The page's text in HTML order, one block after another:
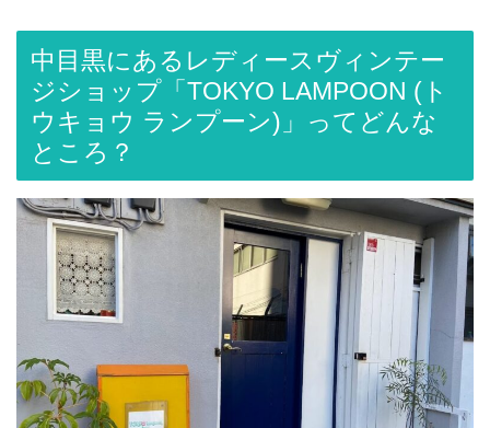
中目黒にあるレディースヴィンテー
ジショップ「TOKYO LAMPOON (ト
ウキョウ ランプーン)」ってどんな
ところ？